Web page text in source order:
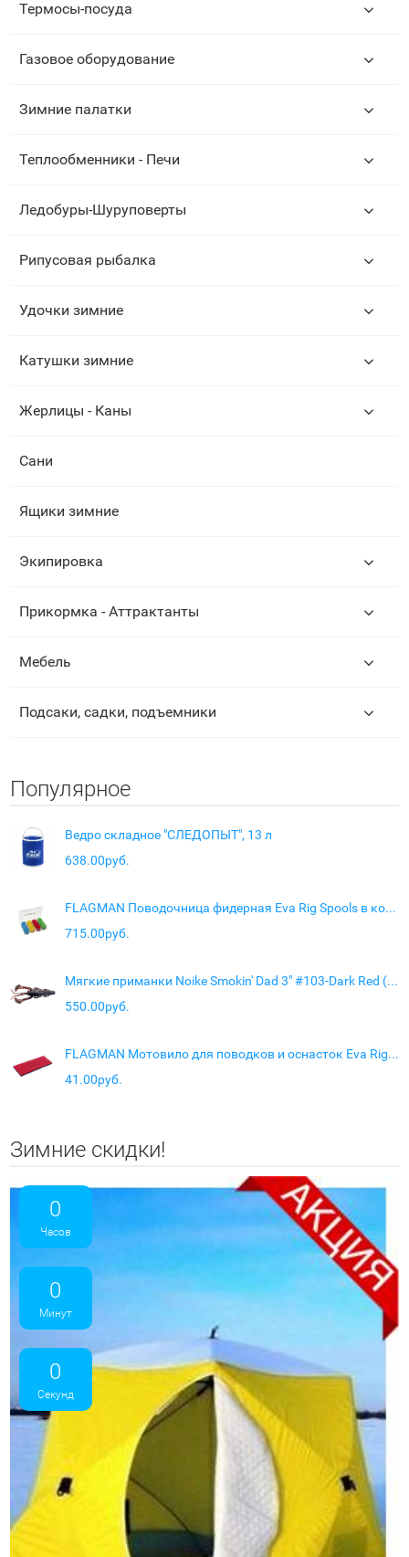
Термосы-посуда
Газовое оборудование
Зимние палатки
Теплообменники - Печи
Ледобуры-Шуруповерты
Рипусовая рыбалка
Удочки зимние
Катушки зимние
Жерлицы - Каны
Сани
Ящики зимние
Экипировка
Прикормка - Аттрактанты
Мебель
Подсаки, садки, подъемники
Популярное
Ведро складное "СЛЕДОПЫТ", 13 л
638.00руб.
FLAGMAN Поводочница фидерная Eva Rig Spools в коробке 36шт
715.00руб.
Мягкие приманки Noike Smokin' Dad 3" #103-Dark Red (6 шт.)
550.00руб.
FLAGMAN Мотовило для поводков и оснасток Eva Rig blue-red 15х6х0,8см
41.00руб.
Зимние скидки!
0
Часов
0
Минут
0
Секунд